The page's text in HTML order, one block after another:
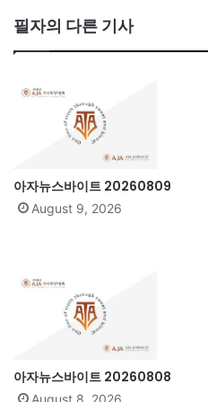
필자의 다른 기사
아자뉴스바이트 20260809
August 9, 2026
아자뉴스바이트 20260808
August 8, 2026